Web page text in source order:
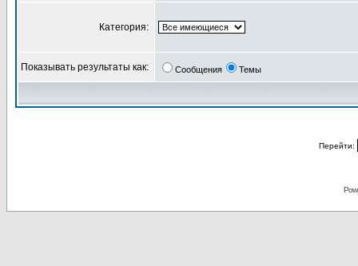
Категория:
Показывать результаты как: Сообщения Темы
Перейти: